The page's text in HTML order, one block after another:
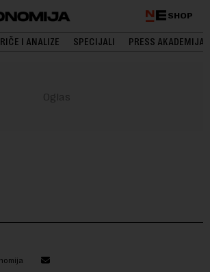
SHOP
I ANALIZE SPECIJALI PRESS AKADEMIJA